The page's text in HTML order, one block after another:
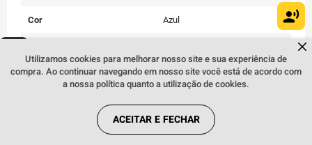
Cor Azul
cabo USB, Extrator de Chip e
manual do usuário
Quem viu, viu também:
Utilizamos cookies para melhorar nosso site e sua experiência de
compra. Ao continuar navegando em nosso site você está de acordo com
a nossa política quanto a utilização de cookies.
ACEITAR E FECHAR